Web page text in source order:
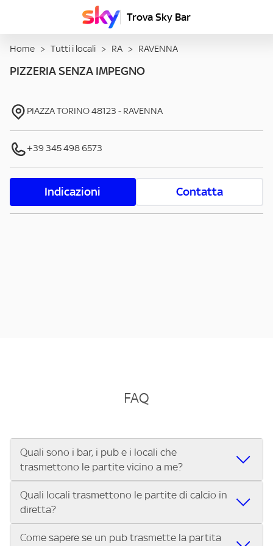
Trova Sky Bar
Home > Tutti i locali > RA > RAVENNA
PIZZERIA SENZA IMPEGNO
PIAZZA TORINO48123 - RAVENNA
+39 345 498 6573
Indicazioni Contatta
FAQ
Quali sono i bar, i pub e i locali che
trasmettono le partite vicino a me?
Se cerchi un bar, pub, ristorante o locale vicino a te per
vedere le partite di Serie A ENILIVE, la Serie C Sky Wifi, la
UEFA Champions League, la UEFA Europa League, la UEFA
Conference League, il Tennis, la Formula 1®, la MotoGP™ e
Quali locali trasmettono le partite di calcio in
diretta?
Vuoi sapere quali bar, pub o ristoranti mostrano le partite
Come sapere se un pub trasmette la partita